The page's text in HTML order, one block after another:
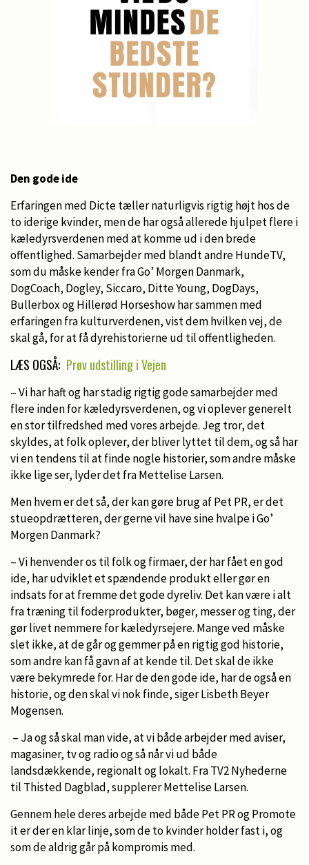
Den gode ide
Erfaringen med Dicte tæller naturligvis rigtig højt hos de
to iderige kvinder, men de har også allerede hjulpet flere i
kæledyrsverdenen med at komme ud i den brede
offentlighed. Samarbejder med blandt andre HundeTV,
som du måske kender fra Go’ Morgen Danmark,
DogCoach, Dogley, Siccaro, Ditte Young, DogDays,
Bullerbox og Hillerød Horseshow har sammen med
erfaringen fra kulturverdenen, vist dem hvilken vej, de
skal gå, for at få dyrehistorierne ud til offentligheden.
LÆS OGSÅ: Prøv udstilling i Vejen
– Vi har haft og har stadig rigtig gode samarbejder med
flere inden for kæledyrsverdenen, og vi oplever generelt
en stor tilfredshed med vores arbejde. Jeg tror, det
skyldes, at folk oplever, der bliver lyttet til dem, og så har
vi en tendens til at finde nogle historier, som andre måske
ikke lige ser, lyder det fra Mettelise Larsen.
Men hvem er det så, der kan gøre brug af Pet PR, er det
stueopdrætteren, der gerne vil have sine hvalpe i Go’
Morgen Danmark?
– Vi henvender os til folk og firmaer, der har fået en god
ide, har udviklet et spændende produkt eller gør en
indsats for at fremme det gode dyreliv. Det kan være i alt
fra træning til foderprodukter, bøger, messer og ting, der
gør livet nemmere for kæledyrsejere. Mange ved måske
slet ikke, at de går og gemmer på en rigtig god historie,
som andre kan få gavn af at kende til. Det skal de ikke
være bekymrede for. Har de den gode ide, har de også en
historie, og den skal vi nok finde, siger Lisbeth Beyer
Mogensen.
– Ja og så skal man vide, at vi både arbejder med aviser,
magasiner, tv og radio og så når vi ud både
landsdækkende, regionalt og lokalt. Fra TV2 Nyhederne
til Thisted Dagblad, supplerer Mettelise Larsen.
Gennem hele deres arbejde med både Pet PR og Promote
it er der en klar linje, som de to kvinder holder fast i, og
som de aldrig går på kompromis med.